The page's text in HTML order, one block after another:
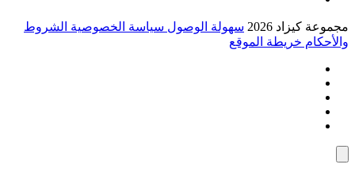
كيزاد 2026 سهولة الوصولسياسة الخصوصيةالشروط
خريطة الموقع